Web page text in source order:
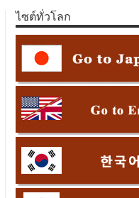
ไซต์ทั่วโลก